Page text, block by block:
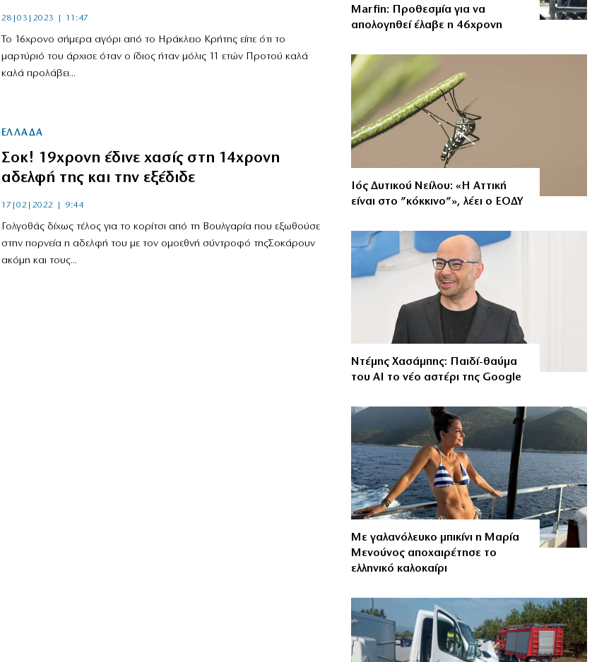
28|03|2023 | 11:47
Το 16χρονο σήμερα αγόρι από το Ηράκλειο Κρήτης είπε ότι το
μαρτύριό του άρχισε όταν ο ίδιος ήταν μόλις 11 ετών Προτού καλά
καλά προλάβει...
ΕΛΛΑΔΑ
Σοκ! 19χρονη έδινε χασίς στη 14χρονη
αδελφή της και την εξέδιδε
17|02|2022 | 9:44
Γολγοθάς δίχως τέλος για το κορίτσι από τη Βουλγαρία που εξωθούσε
στην πορνεία η αδελφή του με τον ομοεθνή σύντροφό τηςΣοκάρουν
ακόμη και τους...
Marfin: Προθεσμία για να
απολογηθεί έλαβε η 46χρονη
Ιός Δυτικού Νείλου: «Η Αττική
είναι στο ”κόκκινο”», λέει ο ΕΟΔΥ
Ντέμης Χασάμπης: Παιδί-θαύμα
του ΑΙ το νέο αστέρι της Google
Με γαλανόλευκο μπικίνι η Μαρία
Μενούνος αποχαιρέτησε το
ελληνικό καλοκαίρι